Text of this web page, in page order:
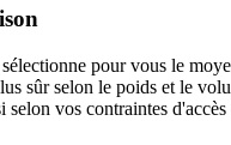
pour vous le
sûr selon le poids et le
selon vos contraintes